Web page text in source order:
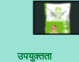
उपयुक्तता